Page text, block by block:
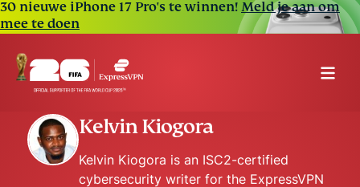
30 nieuwe iPhone 17 Pro's te winnen!Meld je aan om
mee te doen
Kelvin Kiogora
Kelvin Kiogora is an ISC2-certified
cybersecurity writer for the ExpressVPN